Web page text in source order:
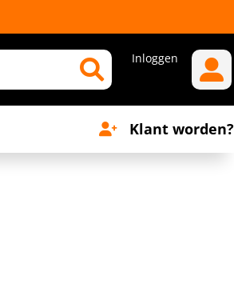
Inloggen
Klant worden?